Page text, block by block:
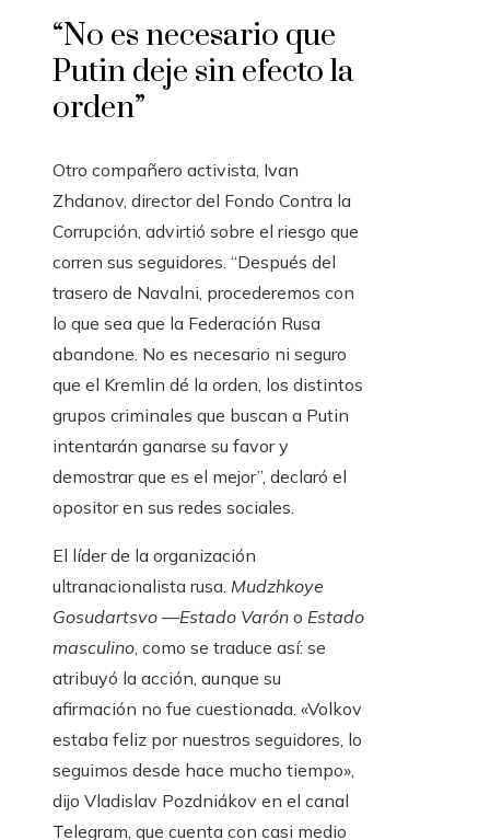
“No es necesario que
Putin deje sin efecto la
orden”
Otro compañero activista, Ivan
Zhdanov, director del Fondo Contra la
Corrupción, advirtió sobre el riesgo que
corren sus seguidores. “Después del
trasero de Navalni, procederemos con
lo que sea que la Federación Rusa
abandone. No es necesario ni seguro
que el Kremlin dé la orden, los distintos
grupos criminales que buscan a Putin
intentarán ganarse su favor y
demostrar que es el mejor”, declaró el
opositor en sus redes sociales.
El líder de la organización
ultranacionalista rusa. Mudzhkoye
Gosudartsvo —Estado Varón o Estado
masculino, como se traduce así: se
atribuyó la acción, aunque su
afirmación no fue cuestionada. «Volkov
estaba feliz por nuestros seguidores, lo
seguimos desde hace mucho tiempo»,
dijo Vladislav Pozdniákov en el canal
Telegram, que cuenta con casi medio